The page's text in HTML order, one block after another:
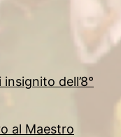
dell’8°
al Maestro